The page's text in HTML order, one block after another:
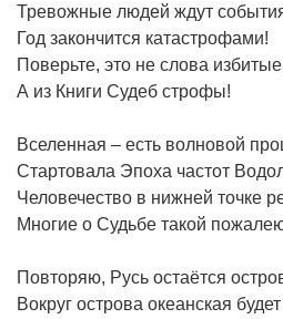
Тревожные людей ждут
Год закончится катастрофами!
Поверьте, это не слова
А из Книги Судеб строфы!
Вселенная – есть волновой
Стартовала Эпоха частот
Человечество в нижней точке
Многие о Судьбе такой
Повторяю, Русь остаётся
Вокруг острова океанская